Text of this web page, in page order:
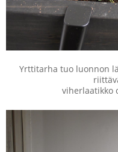
Yrttitarha tuo luonnon
viherlaatikko